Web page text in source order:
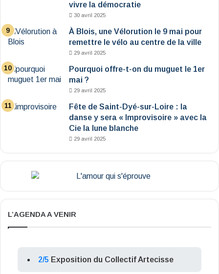
vivre la démocratie
30 avril 2025
À Blois, une Vélorution le 9 mai pour
remettre le vélo au centre de la ville
29 avril 2025
Pourquoi offre-t-on du muguet le 1er
mai ?
29 avril 2025
Fête de Saint-Dyé-sur-Loire : la
danse y sera « Improvisoire » avec la
Cie la lune blanche
29 avril 2025
L’AGENDA A VENIR
2/5 Exposition du Collectif Artecisse